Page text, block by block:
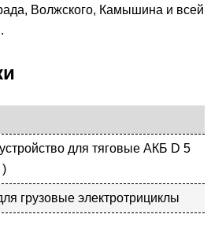
Волжского, Камышина и всей
для тяговые АКБ D 5
)
грузовые электротрициклы